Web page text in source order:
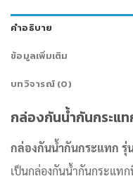
คำอธิบาย
ข้อมูลเพิ่มเติม
บทวิจารณ์ (0)
กล่องกันน้ำกันกระแท
กล่องกันน้ำกันกระแทก รุ่
เป็นกล่องกันน้ำกันกระแท